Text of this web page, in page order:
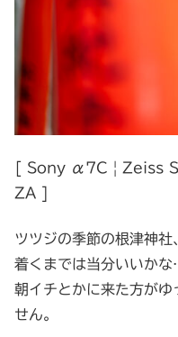
[ Sony α7C | Zeiss
ZA ]
ツツジの季節の根津神
着くまでは当分いいか
朝イチとかに来た方がゆ
せん。